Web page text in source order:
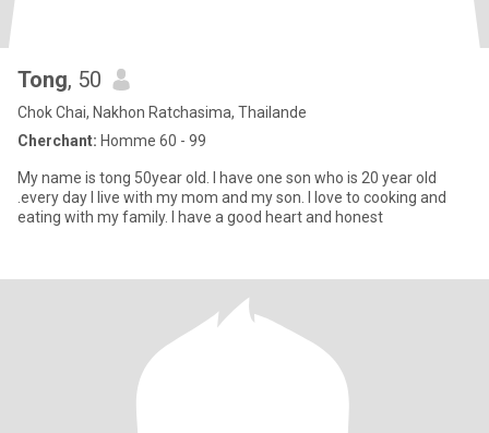
Tong, 50
Chok Chai, Nakhon Ratchasima, Thailande
Cherchant: Homme 60 - 99
My name is tong 50year old. I have one son who is 20 year old
.every day I live with my mom and my son. I love to cooking and
eating with my family. I have a good heart and honest